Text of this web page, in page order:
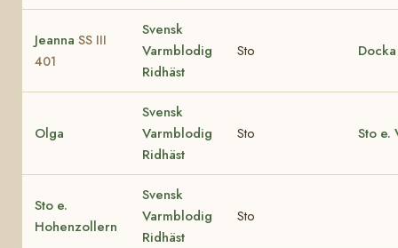
Jeanna SS III
401
Svensk
Varmblodig
Ridhäst
Sto Docka
Olga
Svensk
Varmblodig
Ridhäst
Sto Sto e.
Sto e.
Hohenzollern
Svensk
Varmblodig
Ridhäst
Sto